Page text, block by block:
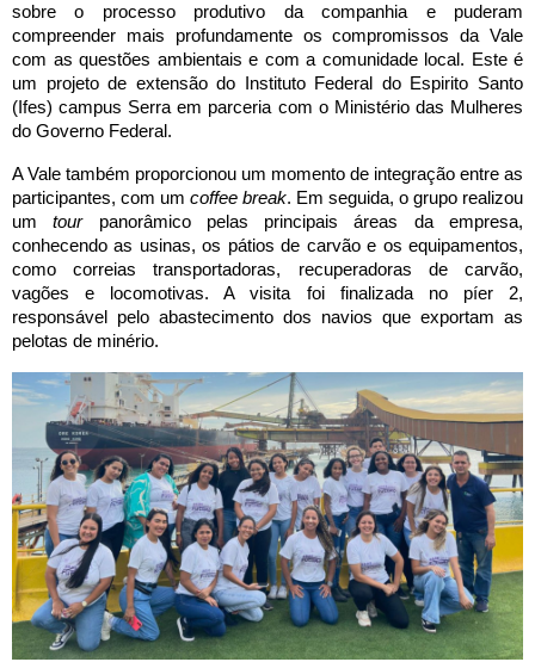
sobre o processo produtivo da companhia e puderam
compreender mais profundamente os compromissos da Vale
com as questões ambientais e com a comunidade local. Este é
um projeto de extensão do Instituto Federal do Espirito Santo
(Ifes) campus Serra em parceria com o Ministério das Mulheres
do Governo Federal.
A Vale também proporcionou um momento de integração entre as
participantes, com um coffee break. Em seguida, o grupo realizou
umtour panorâmico pelas principais áreas da empresa,
conhecendo as usinas, os pátios de carvão e os equipamentos,
como correias transportadoras, recuperadoras de carvão,
vagões e locomotivas. A visita foi finalizada no píer 2,
responsável pelo abastecimento dos navios que exportam as
pelotas de minério.